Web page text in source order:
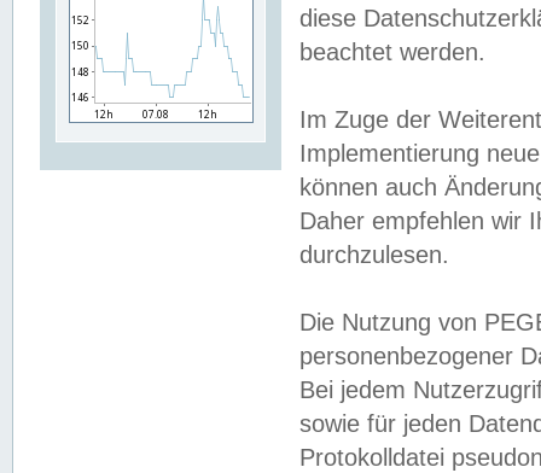
diese
beachtet werden.
Im Zuge der
Implementierung
können auch
Daher empfehlen wir
durchzulesen.
Die Nutzung von
personenbezogener
Bei jedem
sowie für jeden
Protokolldatei